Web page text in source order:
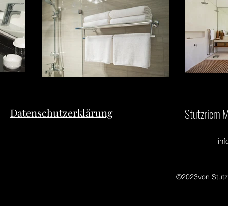
Stutzriem
Datenschutzerklärung
©2023von